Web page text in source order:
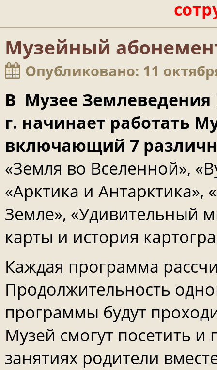
Музейный
Опубликовано: 11
В Музее Землеведения
г. начинает работать
включающий 7
«Земля во Вселенной»,
«Арктика и
Земле», «Удивительный
карты и история
Каждая программа
Продолжительность
программы будут
Музей смогут посетить
занятиях родители